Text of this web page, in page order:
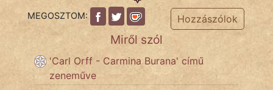
Népszerű szerzőink:
MEGOSZTOM: Hozzászólok
Miről szól
'Carl Orff - Carmina Burana' című
zeneműve